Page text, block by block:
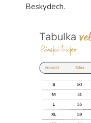
Beskydech.